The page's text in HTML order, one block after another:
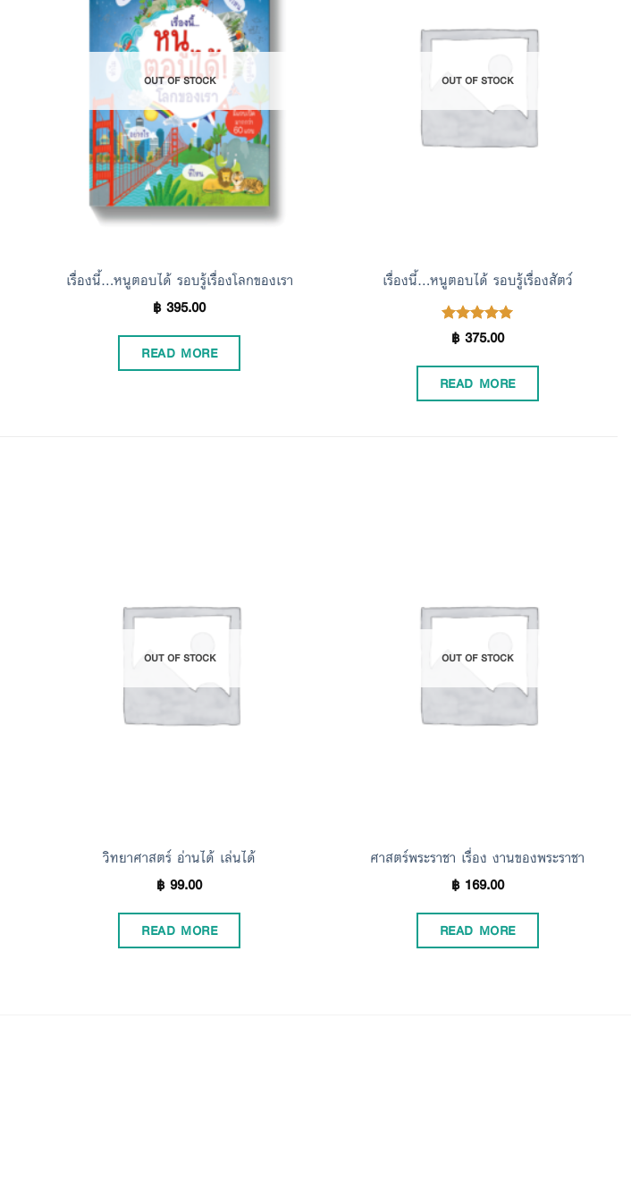
OUT OF STOCK
เรื่องนี้…หนูตอบได้ รอบรู้เรื่องโลกของเรา
฿395.00
READ MORE
OUT OF STOCK
เรื่องนี้…หนูตอบได้ รอบรู้เรื่องสัตว์
Rated5.00
฿375.00
READ MORE
OUT OF STOCK
วิทยาศาสตร์ อ่านได้ เล่นได้
฿99.00
READ MORE
OUT OF STOCK
ศาสตร์พระราชา เรื่อง งานของพระราชา
฿169.00
READ MORE